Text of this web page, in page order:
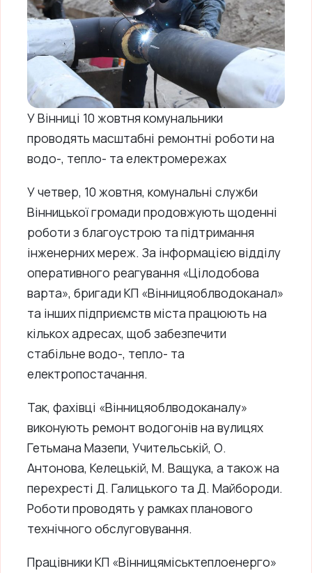
У Вінниці 10 жовтня комунальники
проводять масштабні ремонтні роботи на
водо-, тепло- та електромережах
У четвер, 10 жовтня, комунальні служби
Вінницької громади продовжують щоденні
роботи з благоустрою та підтримання
інженерних мереж. За інформацією відділу
оперативного реагування «Цілодобова
варта», бригади КП «Вінницяоблводоканал»
та інших підприємств міста працюють на
кількох адресах, щоб забезпечити
стабільне водо-, тепло- та
електропостачання.
Так, фахівці «Вінницяоблводоканалу»
виконують ремонт водогонів на вулицях
Гетьмана Мазепи, Учительській, О.
Антонова, Келецькій, М. Ващука, а також на
перехресті Д. Галицького та Д. Майбороди.
Роботи проводять у рамках планового
технічного обслуговування.
Працівники КП «Вінницяміськтеплоенерго»